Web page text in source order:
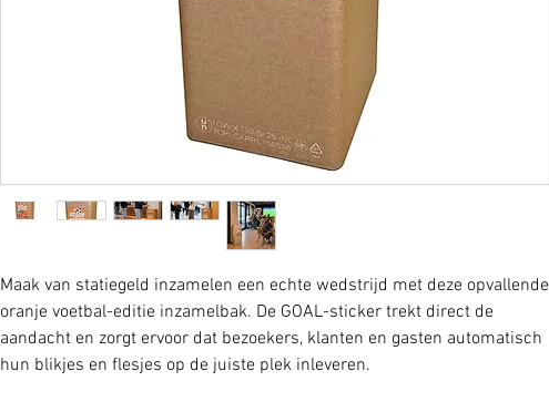
Maak van statiegeld inzamelen een echte wedstrijd met deze opvallende
oranje voetbal-editie inzamelbak. De GOAL-sticker trekt direct de
aandacht en zorgt ervoor dat bezoekers, klanten en gasten automatisch
hun blikjes en flesjes op de juiste plek inleveren.